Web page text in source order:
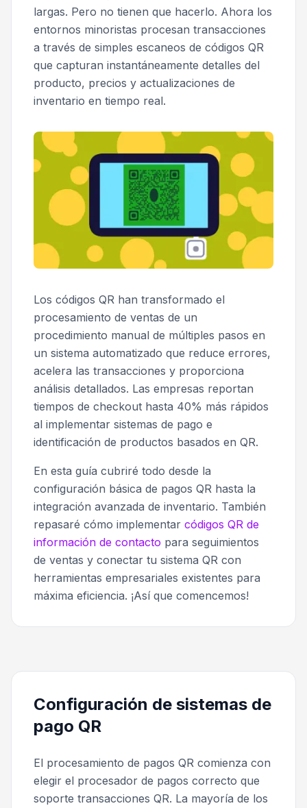
largas. Pero no tienen que hacerlo. Ahora los
entornos minoristas procesan transacciones
a través de simples escaneos de códigos QR
que capturan instantáneamente detalles del
producto, precios y actualizaciones de
inventario en tiempo real.
Los códigos QR han transformado el
procesamiento de ventas de un
procedimiento manual de múltiples pasos en
un sistema automatizado que reduce errores,
acelera las transacciones y proporciona
análisis detallados. Las empresas reportan
tiempos de checkout hasta 40% más rápidos
al implementar sistemas de pago e
identificación de productos basados en QR.
En esta guía cubriré todo desde la
configuración básica de pagos QR hasta la
integración avanzada de inventario. También
repasaré cómo implementar códigos QR de
información de contacto para seguimientos
de ventas y conectar tu sistema QR con
herramientas empresariales existentes para
máxima eficiencia. ¡Así que comencemos!
Configuración de sistemas de
pago QR
El procesamiento de pagos QR comienza con
elegir el procesador de pagos correcto que
soporte transacciones QR. La mayoría de los